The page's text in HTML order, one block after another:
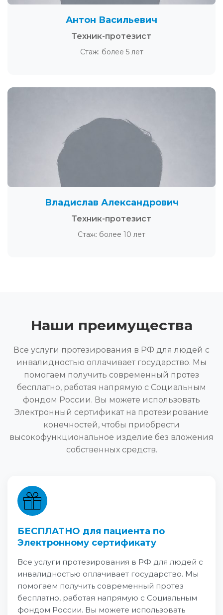
Антон Васильевич
Техник-протезист
Стаж: более 5 лет
Владислав Александрович
Техник-протезист
Стаж: более 10 лет
Наши преимущества
Все услуги протезирования в РФ для людей с
инвалидностью оплачивает государство. Мы
помогаем получить современный протез
бесплатно, работая напрямую с Социальным
фондом России. Вы можете использовать
Электронный сертификат на протезирование
конечностей, чтобы приобрести
высокофункциональное изделие без вложения
собственных средств.
БЕСПЛАТНО для пациента по
Электронному сертификату
Все услуги протезирования в РФ для людей с
инвалидностью оплачивает государство. Мы
помогаем получить современный протез
бесплатно, работая напрямую с Социальным
фондом России. Вы можете использовать